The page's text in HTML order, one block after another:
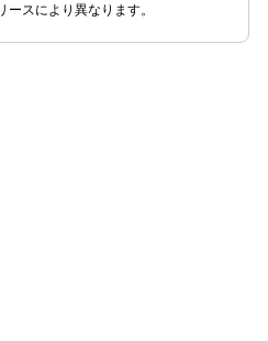
スにより異なります。